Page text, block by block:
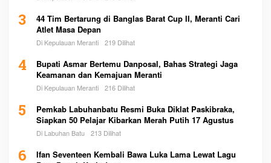
3
44 Tim Bertarung di Banglas Barat Cup II, Meranti Cari
Atlet Masa Depan
Di Kepulauan Meranti 219 Dilihat
4
Bupati Asmar Bertemu Danposal, Bahas Strategi Jaga
Keamanan dan Kemajuan Meranti
Di Kepulauan Meranti 216 Dilihat
5
Pemkab Labuhanbatu Resmi Buka Diklat Paskibraka,
Siapkan 50 Pelajar Kibarkan Merah Putih 17 Agustus
Di Labuhan Batu 213 Dilihat
6
Ifan Seventeen Kembali Bawa Luka Lama Lewat Lagu